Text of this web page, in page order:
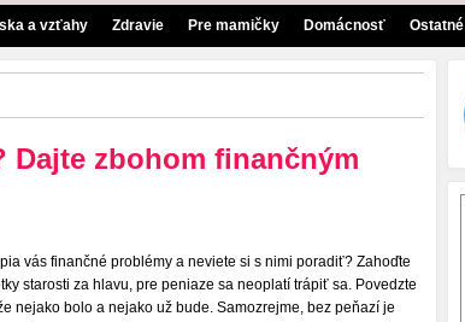
a vzťahy Zdravie Pre mamičky Domácnosť Ostatné
Dajte zbohom finančným
vás finančné problémy a neviete si s nimi poradiť? Zahoďte
starosti za hlavu, pre peniaze sa neoplatí trápiť sa. Povedzte
nejako bolo a nejako už bude. Samozrejme, bez peňazí je